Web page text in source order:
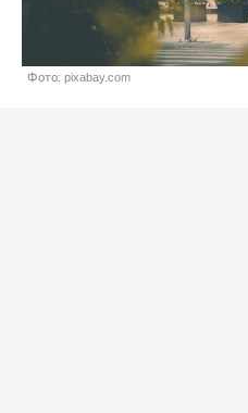
Фото: pixabay.com